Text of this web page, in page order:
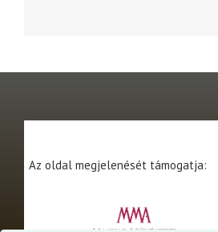
Az oldal megjelenését támogatja: